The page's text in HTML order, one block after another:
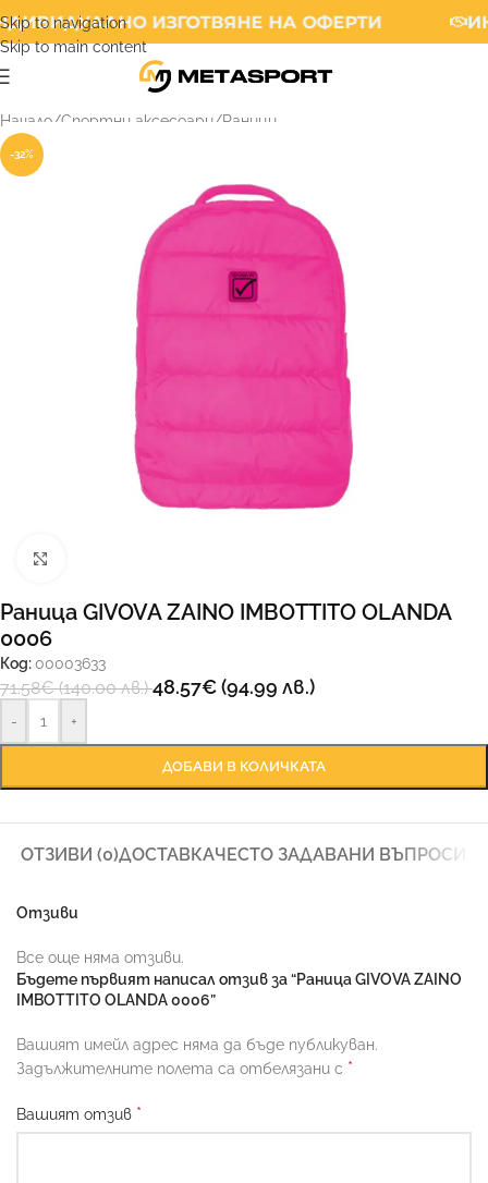
Skip to navigation
Skip to main content
ИЗГОТВЯНЕ НА ОФЕРТИ
Начало/Спортни аксесоари/Раници
-32%
Раница GIVOVA ZAINO IMBOTTITO OLANDA
0006
Код: 00003633
71.58€(140.00 лв.)48.57€(94.99 лв.)
- +
ДОБАВИ В КОЛИЧКАТА
ОТЗИВИ (0)ДОСТАВКАЧЕСТО ЗАДАВАНИ ВЪПРОСИ
Отзиви
Все още няма отзиви.
Бъдете първият написал отзив за “Раница GIVOVA ZAINO
IMBOTTITO OLANDA 0006”
Вашият имейл адрес няма да бъде публикуван.
Задължителните полета са отбелязани с *
Вашият отзив *